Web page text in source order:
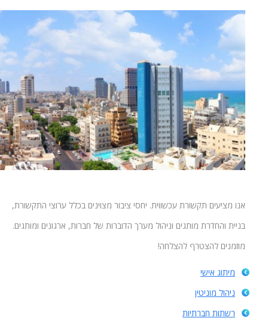
אנו מציעים תקשורת עכשווית. יחסי ציבור מצוינים בכלל ערוצי התקשורת,
בניית והחדרת מותגים וניהול מערך הדוברות של חברות, ארגונים ומותגים.
מוזמנים להצטרף להצלחה!
מיתוג אישי
ניהול מוניטין
רשתות חברתיות